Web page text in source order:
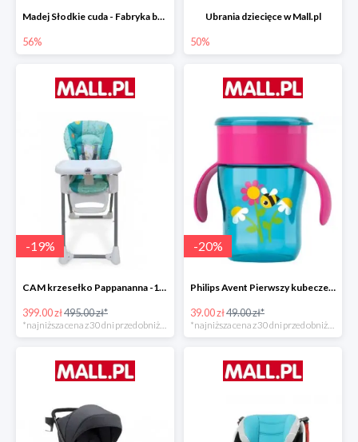
Madej Słodkie cuda - Fabryka babeczek
56%
Ubrania dziecięce w Mall.pl
50%
-19%
CAM krzesełko Pappananna -19%
399.00 zł495.00 zł*
*najniższa cena z 30 dni przed obniżką
-20%
Philips Avent Pierwszy kubeczek 260 ml -20%
39.00 zł49.00 zł*
*najniższa cena z 30 dni przed obniżką